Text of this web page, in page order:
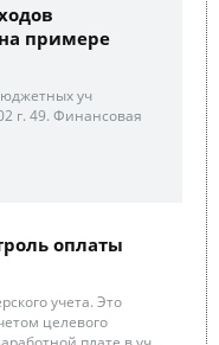
примере
уч
г. 49. Финансовая
оплаты
учета. Это
целевого